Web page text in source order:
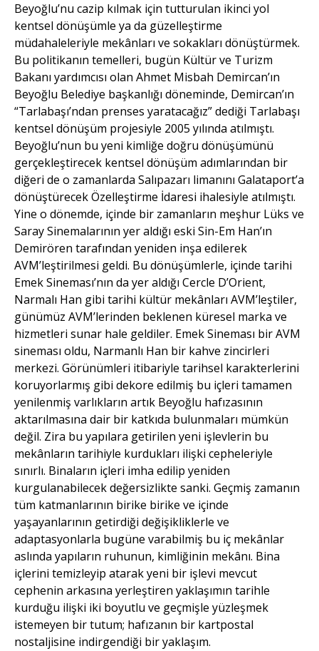
Beyoğlu’nu cazip kılmak için tutturulan ikinci yol
kentsel dönüşümle ya da güzelleştirme
müdahaleleriyle mekânları ve sokakları dönüştürmek.
Bu politikanın temelleri, bugün Kültür ve Turizm
Bakanı yardımcısı olan Ahmet Misbah Demircan’ın
Beyoğlu Belediye başkanlığı döneminde, Demircan’ın
“Tarlabaşı’ndan prenses yaratacağız” dediği Tarlabaşı
kentsel dönüşüm projesiyle 2005 yılında atılmıştı.
Beyoğlu’nun bu yeni kimliğe doğru dönüşümünü
gerçekleştirecek kentsel dönüşüm adımlarından bir
diğeri de o zamanlarda Salıpazarı limanını Galataport’a
dönüştürecek Özelleştirme İdaresi ihalesiyle atılmıştı.
Yine o dönemde, içinde bir zamanların meşhur Lüks ve
Saray Sinemalarının yer aldığı eski Sin-Em Han’ın
Demirören tarafından yeniden inşa edilerek
AVM’leştirilmesi geldi. Bu dönüşümlerle, içinde tarihi
Emek Sineması’nın da yer aldığı Cercle D’Orient,
Narmalı Han gibi tarihi kültür mekânları AVM’leştiler,
günümüz AVM’lerinden beklenen küresel marka ve
hizmetleri sunar hale geldiler. Emek Sineması bir AVM
sineması oldu, Narmanlı Han bir kahve zincirleri
merkezi. Görünümleri itibariyle tarihsel karakterlerini
koruyorlarmış gibi dekore edilmiş bu içleri tamamen
yenilenmiş varlıkların artık Beyoğlu hafızasının
aktarılmasına dair bir katkıda bulunmaları mümkün
değil. Zira bu yapılara getirilen yeni işlevlerin bu
mekânların tarihiyle kurdukları ilişki cepheleriyle
sınırlı. Binaların içleri imha edilip yeniden
kurgulanabilecek değersizlikte sanki. Geçmiş zamanın
tüm katmanlarının birike birike ve içinde
yaşayanlarının getirdiği değişikliklerle ve
adaptasyonlarla bugüne varabilmiş bu iç mekânlar
aslında yapıların ruhunun, kimliğinin mekânı. Bina
içlerini temizleyip atarak yeni bir işlevi mevcut
cephenin arkasına yerleştiren yaklaşımın tarihle
kurduğu ilişki iki boyutlu ve geçmişle yüzleşmek
istemeyen bir tutum; hafızanın bir kartpostal
nostaljisine indirgendiği bir yaklaşım.